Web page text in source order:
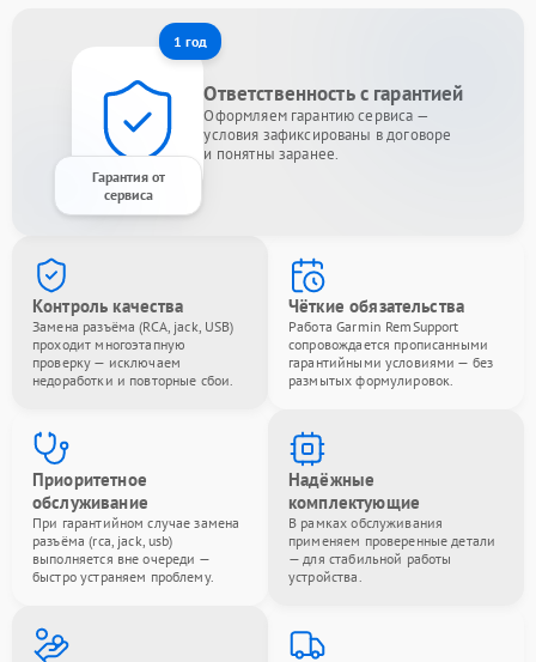
1 год
Гарантия от
сервиса
Ответственность с гарантией
Оформляем гарантию сервиса —
условия зафиксированы в договоре
и понятны заранее.
Контроль качества
Замена разъёма (RCA, jack, USB)
проходит многоэтапную
проверку — исключаем
недоработки и повторные сбои.
Чёткие обязательства
Работа Garmin RemSupport
сопровождается прописанными
гарантийными условиями — без
размытых формулировок.
Приоритетное
обслуживание
При гарантийном случае замена
разъёма (rca, jack, usb)
выполняется вне очереди —
быстро устраняем проблему.
Надёжные
комплектующие
В рамках обслуживания
применяем проверенные детали
— для стабильной работы
устройства.